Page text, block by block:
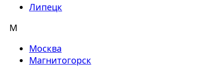
Липецк
М
Москва
Магнитогорск